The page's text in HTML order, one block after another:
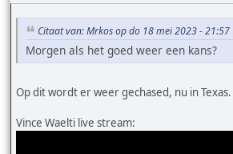
Citaat van: Mrkos op do 18 mei 2023 - 21:57
Morgen als het goed weer een kans?
Op dit wordt er weer gechased, nu in Texas.
Vince Waelti live stream: